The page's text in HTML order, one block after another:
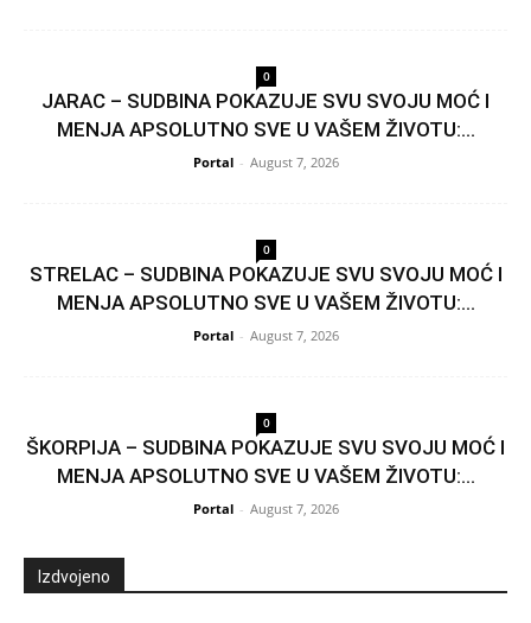
0
JARAC – SUDBINA POKAZUJE SVU SVOJU MOĆ I
MENJA APSOLUTNO SVE U VAŠEM ŽIVOTU:...
Portal - August 7, 2026
0
STRELAC – SUDBINA POKAZUJE SVU SVOJU MOĆ I
MENJA APSOLUTNO SVE U VAŠEM ŽIVOTU:...
Portal - August 7, 2026
0
ŠKORPIJA – SUDBINA POKAZUJE SVU SVOJU MOĆ I
MENJA APSOLUTNO SVE U VAŠEM ŽIVOTU:...
Portal - August 7, 2026
Izdvojeno